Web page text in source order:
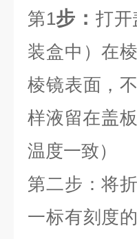
第1步： 打开
装盒中）在
棱镜表面，
样液留在盖
温度一致）
第二步：将
一标有刻度